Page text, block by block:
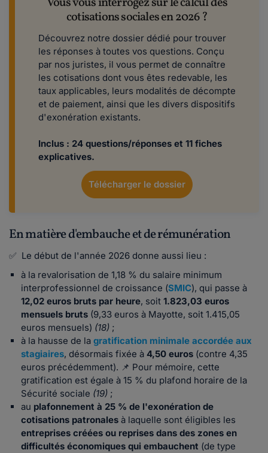
cotisations sociales en 2026 ?
Découvrez notre dossier dédié pour trouver
les réponses à toutes vos questions. Conçu
par nos juristes, il vous permet de connaître
les cotisations dont vous êtes redevable, les
taux applicables, leurs modalités de décompte
et de paiement, ainsi que les divers dispositifs
d'exonération existants.
Inclus : 24 questions/réponses et 11 fiches
explicatives.
Télécharger le dossier
En matière d'embauche et de rémunération
✅ Le début de l'année 2026 donne aussi lieu :
à la revalorisation de 1,18 % du salaire minimum
interprofessionnel de croissance (SMIC), qui passe à
12,02 euros bruts par heure, soit 1.823,03 euros
mensuels bruts (9,33 euros à Mayotte, soit 1.415,05
euros mensuels) (18) ;
à la hausse de la gratification minimale accordée aux
stagiaires, désormais fixée à 4,50 euros (contre 4,35
euros précédemment). 📌 Pour mémoire, cette
gratification est égale à 15 % du plafond horaire de la
Sécurité sociale (19) ;
au plafonnement à 25 % de l'exonération de
cotisations patronales à laquelle sont éligibles les
entreprises créées ou reprises dans des zones en
difficultés économiques qui embauchent (de type